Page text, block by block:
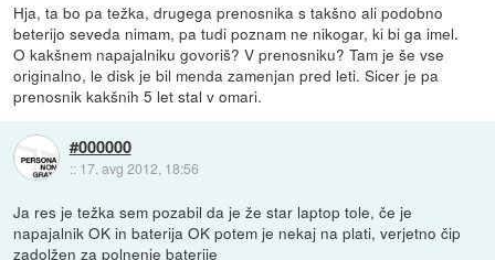
Hja, ta bo pa težka, drugega prenosnika s takšno ali podobno
beterijo seveda nimam, pa tudi poznam ne nikogar, ki bi ga imel.
O kakšnem napajalniku govoriš? V prenosniku? Tam je še vse
originalno, le disk je bil menda zamenjan pred leti. Sicer je pa
prenosnik kakšnih 5 let stal v omari.
#000000
:: 17. avg 2012, 18:56
Ja res je težka sem pozabil da je že star laptop tole, če je
napajalnik OK in baterija OK potem je nekaj na plati, verjetno čip
zadolžen za polnenje baterije